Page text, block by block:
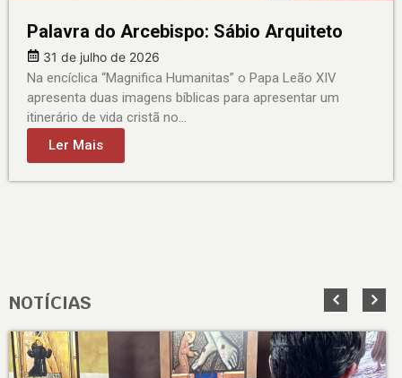
Palavra do Arcebispo: Sábio Arquiteto
31 de julho de 2026
Na encíclica “Magnifica Humanitas” o Papa Leão XIV
apresenta duas imagens bíblicas para apresentar um
itinerário de vida cristã no…
Ler Mais
NOTÍCIAS